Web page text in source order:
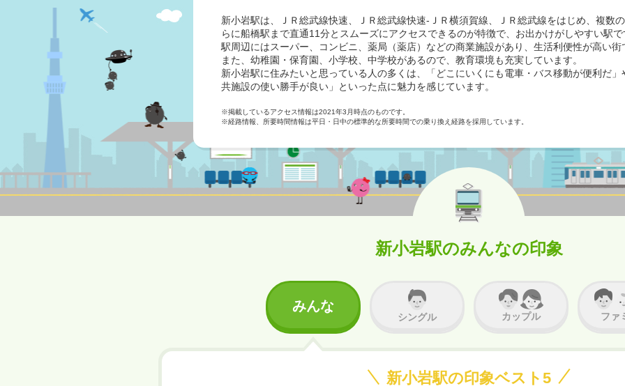
新小岩駅は、ＪＲ総武線快速、ＪＲ総武線快速-ＪＲ横須賀線、ＪＲ総武線をはじめ、複数
らに船橋駅まで直通11分とスムーズにアクセスできるのが特徴で、お出かけがしやすい駅で
駅周辺にはスーパー、コンビニ、薬局（薬店）などの商業施設があり、生活利便性が高い街
また、幼稚園・保育園、小学校、中学校があるので、教育環境も充実しています。
新小岩駅に住みたいと思っている人の多くは、「どこにいくにも電車・バス移動が便利だ
共施設の使い勝手が良い」といった点に魅力を感じています。
※掲載しているアクセス情報は2021年3月時点のものです。
※経路情報、所要時間情報は平日・日中の標準的な所要時間での乗り換え経路を採用しています。
新小岩駅のみんなの印象
みんな
シングル カップル ファ
新小岩駅の印象ベスト5